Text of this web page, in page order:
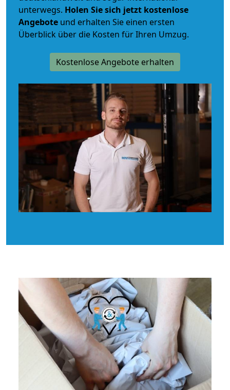
unterwegs. Holen Sie sich jetzt kostenlose
Angebote und erhalten Sie einen ersten
Überblick über die Kosten für Ihren Umzug.
Kostenlose Angebote erhalten